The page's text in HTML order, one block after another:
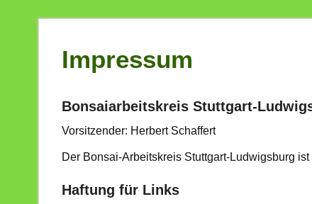
Impressum
Bonsaiarbeitskreis Stuttgart-
Vorsitzender: Herbert Schaffert
Der Bonsai-Arbeitskreis Stuttgart-Ludwigsburg
Haftung für Links